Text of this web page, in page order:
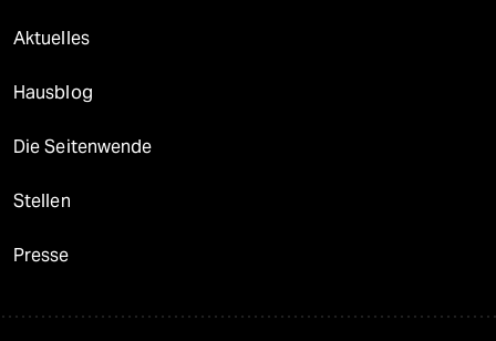
Aktuelles
Hausblog
Die Seitenwende
Stellen
Presse